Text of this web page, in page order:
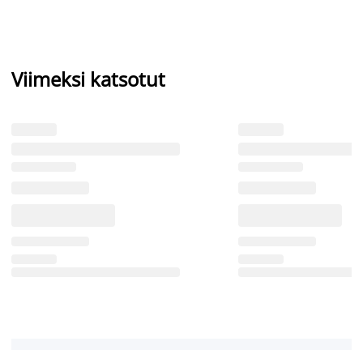
Viimeksi katsotut